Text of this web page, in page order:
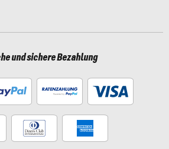
und sichere Bezahlung